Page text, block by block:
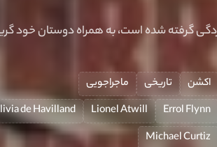
گرفته شده است، به همراه دوستان خود
اکشن تاریخی ماجراجویی
Errol Flynn
Lionel Atwill
de Havilland
Michael Curtiz